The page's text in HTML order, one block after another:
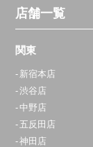
店舗一覧
関東
新宿本店
渋谷店
中野店
五反田店
神田店